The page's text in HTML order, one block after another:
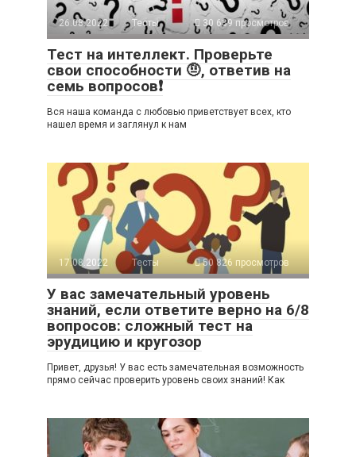
26.08.2022 Тесты 30 639 просмотров
Тест на интеллект. Проверьте
свои способности 🤨, ответив на
семь вопросов❗
Вся наша команда с любовью приветствует всех, кто
нашел время и заглянул к нам
17.08.2022 Тесты 50 826 просмотров
У вас замечательный уровень
знаний, если ответите верно на 6/8
вопросов: сложный тест на
эрудицию и кругозор
Привет, друзья! У вас есть замечательная возможность
прямо сейчас проверить уровень своих знаний! Как